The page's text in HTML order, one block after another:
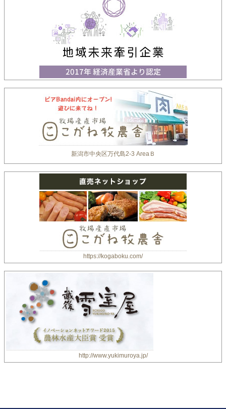
新潟市中央区万代島2-3 AreaＢ
https://kogaboku.com/
http://www.yukimuroya.jp/